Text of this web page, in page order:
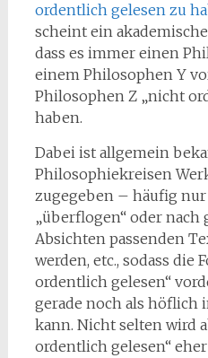
ordentlich gelesen zu
scheint ein
dass es immer einen
einem Philosophen Y
Philosophen Z „nicht
haben.
Dabei ist allgemein
Philosophiekreisen
zugegeben – häufig nur
„überflogen“ oder nach
Absichten passenden
werden, etc., sodass die
ordentlich gelesen“
gerade noch als höflich
kann. Nicht selten wird
ordentlich gelesen“